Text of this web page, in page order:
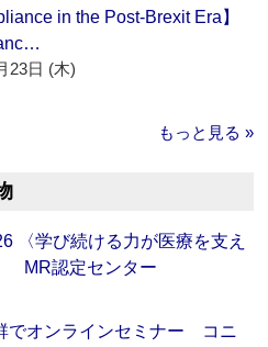
in the Post-Brexit Era】
23日 (木)
もっと見る »
〈学び続ける力が医療を支え
MR認定センター
でオンラインセミナー コニ